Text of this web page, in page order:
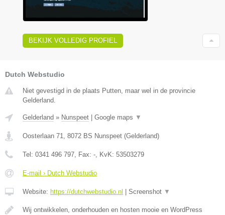
BEKIJK VOLLEDIG PROFIEL
Dutch Webstudio
Niet gevestigd in de plaats Putten, maar wel in de provincie
Gelderland.
Gelderland » Nunspeet Google maps ▼
Oosterlaan 71, 8072 BS Nunspeet (Gelderland)
Tel: 0341 496 797, Fax: -, KvK: 53503279
E-mail › Dutch Webstudio
Website: https://dutchwebstudio.nl Screenshot ▼
Wij ontwikkelen, onderhouden en hosten mooie en WordPress